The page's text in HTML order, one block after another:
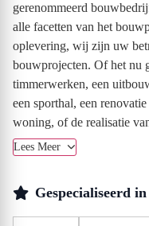
gerenommeerd
alle facetten van het
oplevering, wij zijn uw
bouwprojecten. Of het nu
timmerwerken, een
een sporthal, een
woning, of de realisatie
Lees Meer
Gespecialiseerd in